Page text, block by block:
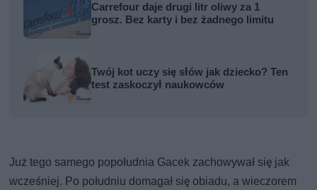
Carrefour daje drugi litr oliwy za 1
grosz. Bez karty i bez żadnego limitu
Twój kot uczy się słów jak dziecko? Ten
test zaskoczył naukowców
Już tego samego popołudnia Gacek zachowywał się jak
wcześniej. Po południu domagał się obiadu, a wieczorem